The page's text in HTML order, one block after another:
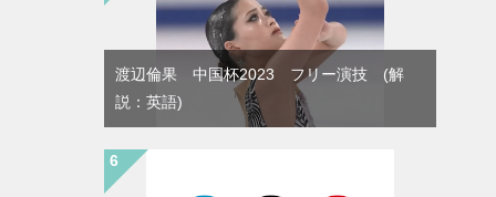
渡辺倫果 中国杯2023 フリー演技 (解
説：英語)